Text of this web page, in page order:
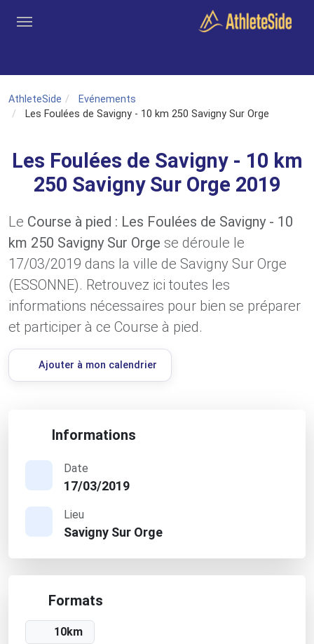
AthleteSide
Evénements
Les Foulées de Savigny - 10 km 250 Savigny Sur Orge
Les Foulées de Savigny - 10 km
250 Savigny Sur Orge 2019
Le Course à pied : Les Foulées de Savigny - 10
km 250 Savigny Sur Orge se déroule le
17/03/2019 dans la ville de Savigny Sur Orge
(ESSONNE). Retrouvez ici toutes les
informations nécessaires pour bien se préparer
et participer à ce Course à pied.
Ajouter à mon calendrier
Informations
Date
17/03/2019
Lieu
Savigny Sur Orge
Formats
10km